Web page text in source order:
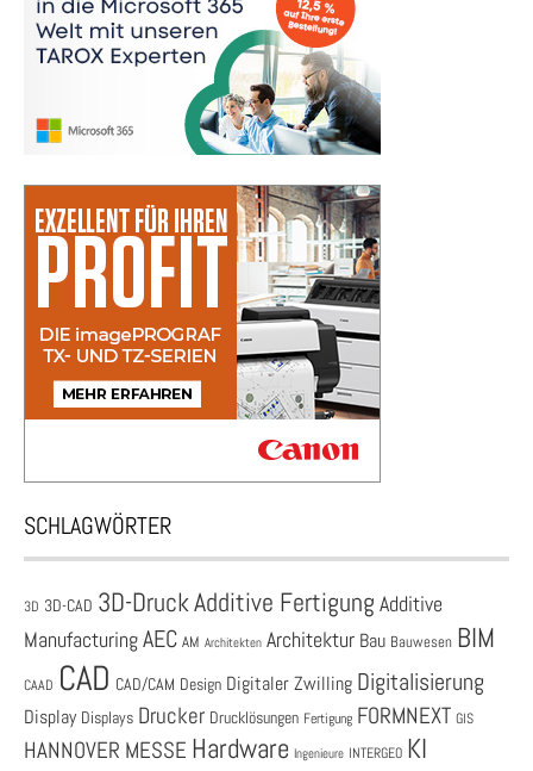
SCHLAGWÖRTER
3D 3D-CAD 3D-DruckAdditive Fertigung Additive
ManufacturingAEC AM Architekten Architektur Bau Bauwesen BIM
CAAD CAD CAD/CAM Design Digitaler Zwilling Digitalisierung
Display Displays Drucker Drucklösungen Fertigung FORMNEXT GIS
HANNOVER MESSE Hardware Ingenieure INTERGEO KI